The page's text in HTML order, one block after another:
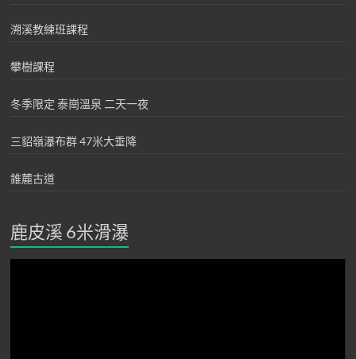
溯溪教練班課程
攀樹課程
冬季限定 泰崗溫泉 二天一夜
三貂嶺瀑布群 47米大垂降
錐麓古道
鹿皮溪 6米滑瀑